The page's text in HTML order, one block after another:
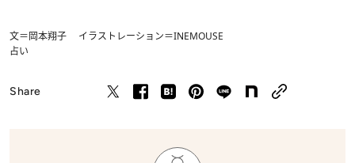
文＝岡本翔子 イラストレーション＝INEMOUSE
占い
Share